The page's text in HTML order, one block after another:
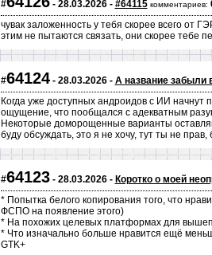
# - 28.03.2026 - #64115 комментариев:
чувак заложенность у тебя скорее всего от
этим не пытаются связать, они скорее тебе
#64124- 28.03.2026 - А название забыли
Когда уже доступных андроидов с ИИ
ощущение, что пообщался с адекватным
Некоторые доморощенные варианты
буду обсуждать, это я не хочу, тут ты не
#64123- 28.03.2026 - Коротко о моей
* Попытка белого копирования того, что
ФСПО на появление этого)
* На похожих целевых платформах для
* Что изначально больше нравится ещё
GTK+